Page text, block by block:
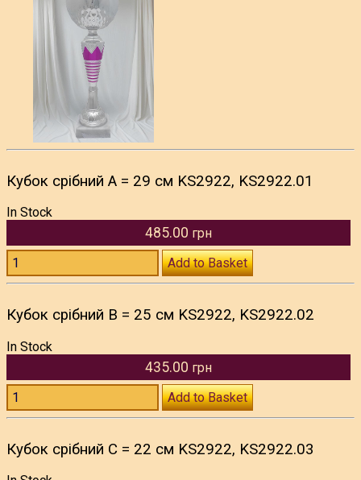
Кубок срібний A = 29 см KS2922, KS2922.01
In Stock
485.00 грн
Add to Basket
Кубок срібний B = 25 см KS2922, KS2922.02
In Stock
435.00 грн
Add to Basket
Кубок срібний C = 22 см KS2922, KS2922.03